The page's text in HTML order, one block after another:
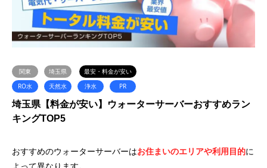
関東 埼玉県
最安・料金が安い
RO水
天然水 浄水 PR
埼玉県【料金が安い】ウォーターサーバーおすすめラン
キングTOP5
おすすめのウォーターサーバーはお住まいのエリアや利用目的に
よって異なります。